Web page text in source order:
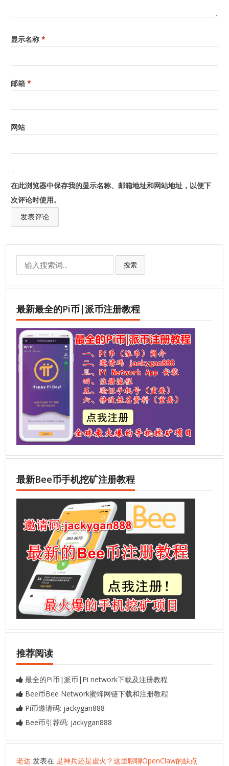
显示名称*
邮箱*
网站
在此浏览器中保存我的显示名称、邮箱地址和网站地址，以便下
次评论时使用。
Search
for:
搜索
最新最全的Pi币|派币注册教程
最新Bee币手机挖矿注册教程
推荐阅读
最全的Pi币|派币|Pi network下载及注册教程
Bee币Bee Network蜜蜂网链下载和注册教程
Pi币邀请码: jackygan888
Bee币引荐码: jackygan888
老达 发表在是神兵还是虚火？这里聊聊OpenClaw的缺点